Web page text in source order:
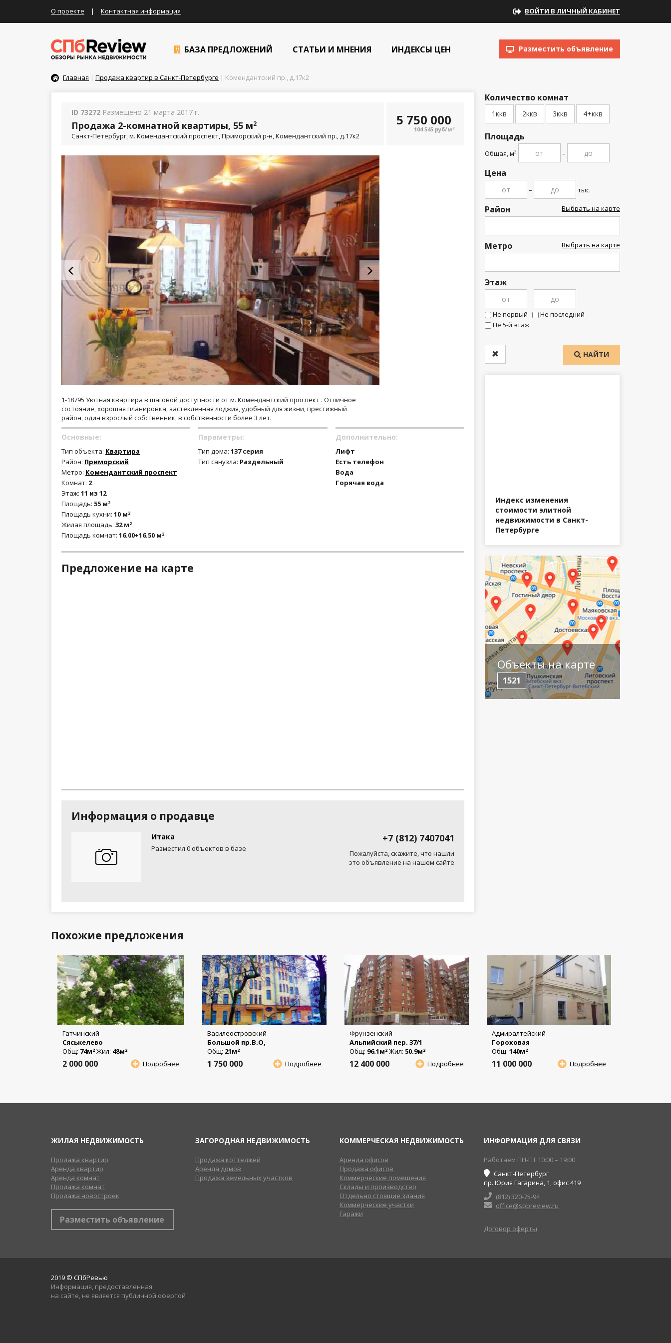
О проекте | Контактная информация ВОЙТИ В ЛИЧНЫЙ КАБИНЕТ
БАЗА ПРЕДЛОЖЕНИЙ СТАТЬИ И МНЕНИЯ ИНДЕКСЫ ЦЕН Разместить объявление
Главная | Продажа квартир в Санкт-Петербурге | Комендантский пр., д.17к2
Количество комнат
1ккв 2ккв 3ккв 4+ккв
Площадь
Общая, м2 –
Цена
– тыс.
Район Выбрать на карте
Метро Выбрать на карте
Этаж
–
Не первый
Не последний
Не 5-й этаж
НАЙТИ
Индекс изменения
стоимости элитной
недвижимости в Санкт-
Петербурге
Объекты на карте
1521
ID 73272 Размещено 21 марта 2017 г.
Продажа 2-комнатной квартиры, 55 м2
Санкт-Петербург, м. Комендантский проспект, Приморский р-н, Комендантский пр., д.17к2
5 750 000
104 545 руб/м 2
1-18795 Уютная квартира в шаговой доступности от м. Комендантский проспект . Отличное
состояние, хорошая планировка, застекленная лоджия, удобный для жизни, престижный
район, один взрослый собственник, в собственности более 3 лет.
Основные:
Тип объекта: Квартира
Район: Приморский
Метро: Комендантский проспект
Комнат: 2
Этаж: 11 из 12
Площадь: 55 м2
Площадь кухни: 10 м2
Жилая площадь: 32 м2
Площадь комнат: 16.00+16.50 м2
Параметры:
Тип дома:137 серия
Тип санузла: Раздельный
Дополнительно:
Лифт
Есть телефон
Вода
Горячая вода
Предложение на карте
Информация о продавце
+7 (812) 7407041
Пожалуйста, скажите, что нашли
это объявление на нашем сайте
Итака
Разместил 0 объектов в базе
Похожие предложения
Гатчинский
Сяськелево
Общ: 74м2 Жил: 48м2
Подробнее
2 000 000
Василеостровский
Большой пр.В.О,
Общ: 21м2
Подробнее
1 750 000
Фрунзенский
Альпийский пер. 37/1
Общ: 96.1м2 Жил: 50.9м2
Подробнее
12 400 000
Адмиралтейский
Гороховая
Общ: 140м2
Подробнее
11 000 000
ЖИЛАЯ НЕДВИЖИМОСТЬ
Продажа квартир
Аренда квартир
Аренда комнат
Продажа комнат
Продажа новостроек
Разместить объявление
ЗАГОРОДНАЯ НЕДВИЖИМОСТЬ
Продажа коттеджей
Аренда домов
Продажа земельных участков
КОММЕРЧЕСКАЯ НЕДВИЖИМОСТЬ
Аренда офисов
Продажа офисов
Коммерческие помещения
Склады и производство
Отдельно стоящие здания
Коммерческие участки
Гаражи
ИНФОРМАЦИЯ ДЛЯ СВЯЗИ
Работаем ПН-ПТ 10:00 – 19:00
Санкт-Петербург
пр. Юрия Гагарина, 1, офис 419
(812) 320-75-94
office@spbreview.ru
Договор оферты
2019 © СПбРевью
Информация, предоставленная
на сайте, не является публичной офертой